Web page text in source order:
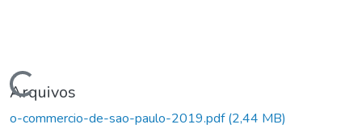
Carregando...
Arquivos
o-commercio-de-sao-paulo-2019.pdf(2,44 MB)